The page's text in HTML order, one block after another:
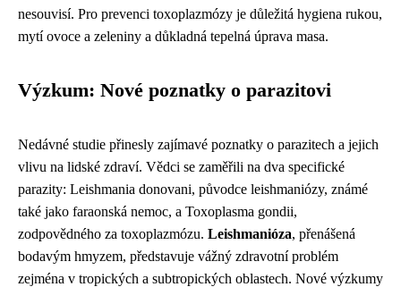
nesouvisí. Pro prevenci toxoplazmózy je důležitá hygiena rukou,
mytí ovoce a zeleniny a důkladná tepelná úprava masa.
Výzkum: Nové poznatky o parazitovi
Nedávné studie přinesly zajímavé poznatky o parazitech a jejich
vlivu na lidské zdraví. Vědci se zaměřili na dva specifické
parazity: Leishmania donovani, původce leishmaniózy, známé
také jako faraonská nemoc, a Toxoplasma gondii,
zodpovědného za toxoplazmózu. Leishmanióza, přenášená
bodavým hmyzem, představuje vážný zdravotní problém
zejména v tropických a subtropických oblastech. Nové výzkumy